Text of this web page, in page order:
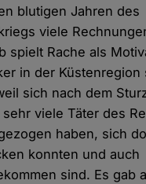
blutigen Jahren des
viele
spielt Rache als
in der Küstenregion
sich nach dem
viele Täter des
haben, sich
konnten und auch
sind. Es gab